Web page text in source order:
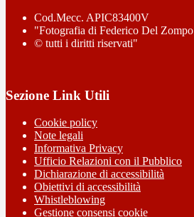
Cod.Mecc. APIC83400V
"Fotografia di Federico Del Zompo
© tutti i diritti riservati"
Sezione Link Utili
Cookie policy
Note legali
Informativa Privacy
Ufficio Relazioni con il Pubblico
Dichiarazione di accessibilità
Obiettivi di accessibilità
Whistleblowing
Gestione consensi cookie